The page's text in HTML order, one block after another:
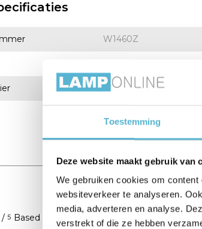
Toestemming
Deze website maakt gebruik van
We gebruiken cookies om
websiteverkeer te analyseren.
media, adverteren en analyse.
verstrekt of die ze hebben
W1460Z
Freelight
/ 5 Based on 0 reviews